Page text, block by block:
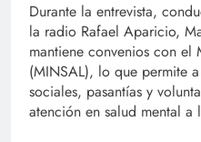
Durante la entrevista,
la radio Rafael Aparicio,
mantiene convenios con el
(MINSAL), lo que permite
sociales, pasantías y
atención en salud mental